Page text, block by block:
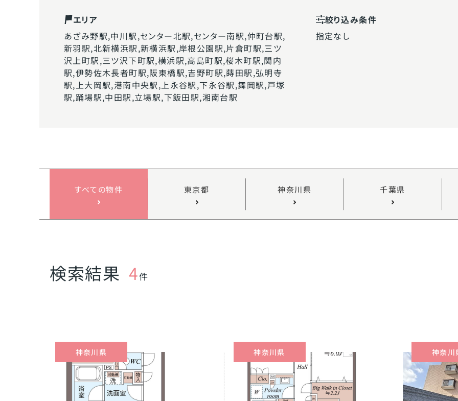
エリア
あざみ野駅,中川駅,センター北駅,センター南駅,仲町台駅,
新羽駅,北新横浜駅,新横浜駅,岸根公園駅,片倉町駅,三ツ
沢上町駅,三ツ沢下町駅,横浜駅,高島町駅,桜木町駅,関内
駅,伊勢佐木長者町駅,阪東橋駅,吉野町駅,蒔田駅,弘明寺
駅,上大岡駅,港南中央駅,上永谷駅,下永谷駅,舞岡駅,戸塚
駅,踊場駅,中田駅,立場駅,下飯田駅,湘南台駅
絞り込み条件
指定なし
すべての物件 東京都 神奈川県 千葉県
検索結果 4件
神奈川県 神奈川県 神奈川